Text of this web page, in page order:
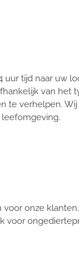
tijd naar uw
van het
verhelpen.
onze
voor